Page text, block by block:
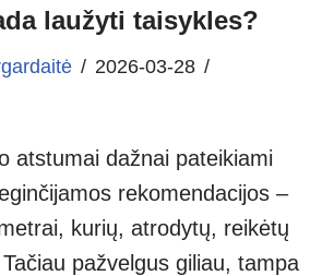
laužyti taisykles?
2026-03-28
atstumai dažnai pateikiami
rekomendacijos –
kurių, atrodytų, reikėtų
pažvelgus giliau, tampa